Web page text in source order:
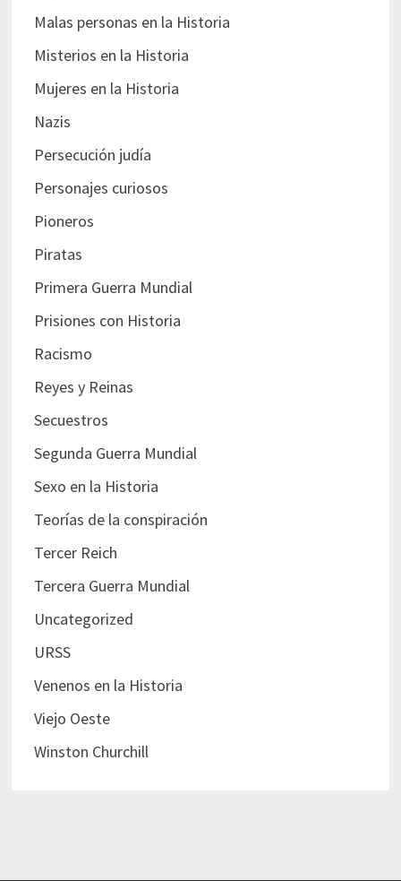
Malas personas en la Historia
Misterios en la Historia
Mujeres en la Historia
Nazis
Persecución judía
Personajes curiosos
Pioneros
Piratas
Primera Guerra Mundial
Prisiones con Historia
Racismo
Reyes y Reinas
Secuestros
Segunda Guerra Mundial
Sexo en la Historia
Teorías de la conspiración
Tercer Reich
Tercera Guerra Mundial
Uncategorized
URSS
Venenos en la Historia
Viejo Oeste
Winston Churchill